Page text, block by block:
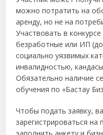
можно потратить на
аренду, но не на
Участвовать в
безработные или ИП
социально уязвимых
инвалидностью,
Обязательно наличие
обучения по «Бастау
Чтобы подать заявку,
зарегистрироваться на
заполнить анкету и